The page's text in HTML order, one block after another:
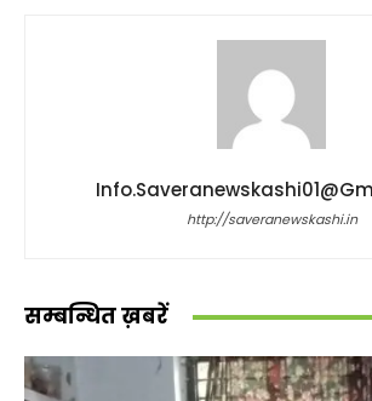
http://saveranewskashi.in
सम्बन्धित ख़बरें